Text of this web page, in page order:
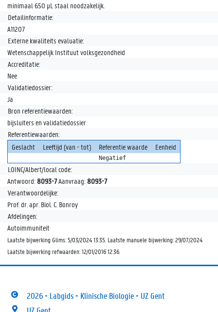
minimaal 650 µL staal noodzakelijk.
Detailinformatie:
A11207
Externe kwaliteits evaluatie:
Wetenschappelijk Instituut volksgezondheid
Accreditatie:
Nee
Validatiedossier:
Ja
Bron referentiewaarden:
bijsluiters en validatiedossier
Referentiewaarden:
Geslacht
Leeftijd (van - tot) Referentie waarde Eenheid
Negatief
LOINC/Albert/local code:
Antwoord: 8093-7Aanvraag: 8093-7
Verantwoordelijke:
Prof. dr. apr. Biol. C. Bonroy
Afdelingen:
Autoimmuniteit
Laatste bijwerking Glims: 5/03/2024 13:35. Laatste manuele bijwerking: 29/07/2024
Laatste bijwerking refwaarden: 12/01/2016 12:36.
2026 - Labgids - Klinische Biologie - UZ Gent